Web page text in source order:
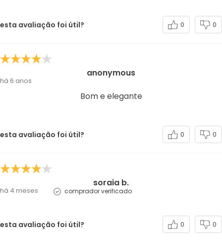
esta avaliação foi útil? 0 0
anonymous
há 6 anos
Bom e elegante
esta avaliação foi útil? 0 0
soraia b.
há 4 meses comprador verificado
esta avaliação foi útil? 0 0